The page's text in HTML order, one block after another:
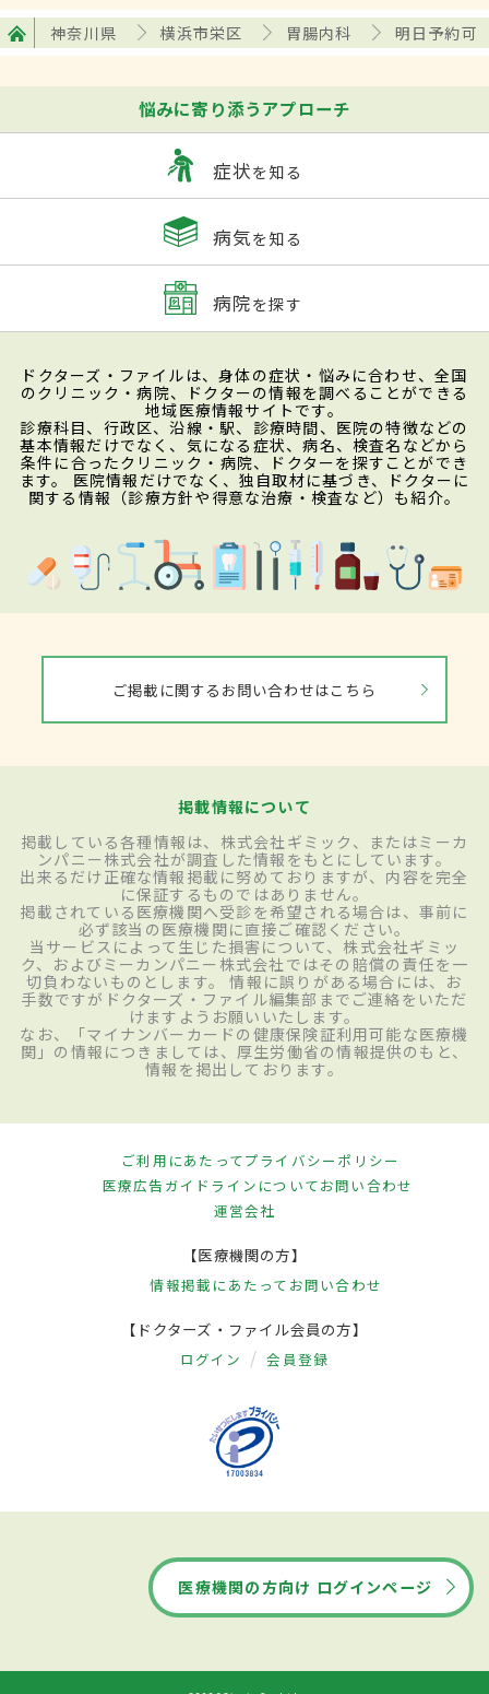
神奈川県 横浜市栄区 胃腸内科 明日予約可
悩みに寄り添うアプローチ
症状を知る
病気を知る
病院を探す
ドクターズ・ファイルは、身体の症状・悩みに合わせ、全国
のクリニック・病院、ドクターの情報を調べることができる
地域医療情報サイトです。
診療科目、行政区、沿線・駅、診療時間、医院の特徴などの
基本情報だけでなく、気になる症状、病名、検査名などから
条件に合ったクリニック・病院、ドクターを探すことができ
ます。 医院情報だけでなく、独自取材に基づき、ドクターに
関する情報（診療方針や得意な治療・検査など）も紹介。
ご掲載に関するお問い合わせはこちら
掲載情報について
掲載している各種情報は、株式会社ギミック、またはミーカ
ンパニー株式会社が調査した情報をもとにしています。
出来るだけ正確な情報掲載に努めておりますが、内容を完全
に保証するものではありません。
掲載されている医療機関へ受診を希望される場合は、事前に
必ず該当の医療機関に直接ご確認ください。
当サービスによって生じた損害について、株式会社ギミッ
ク、およびミーカンパニー株式会社ではその賠償の責任を一
切負わないものとします。 情報に誤りがある場合には、お
手数ですがドクターズ・ファイル編集部までご連絡をいただ
けますようお願いいたします。
なお、「マイナンバーカードの健康保険証利用可能な医療機
関」の情報につきましては、厚生労働省の情報提供のもと、
情報を掲出しております。
ご利用にあたってプライバシーポリシー
医療広告ガイドラインについてお問い合わせ
運営会社
【医療機関の方】
情報掲載にあたって お問い合わせ
【ドクターズ・ファイル会員の方】
ログイン 会員登録
医療機関の方向け ログインページ